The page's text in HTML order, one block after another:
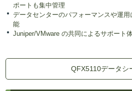
ポートも集中管理
データセンターのパフォーマンスや運
能
Juniper/VMware の共同によるサポート
QFX5110データシ